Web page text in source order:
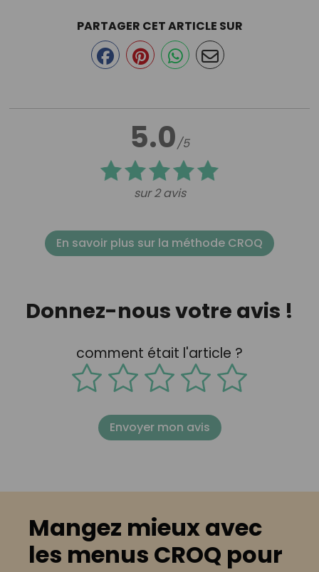
5.0/5
sur 2 avis
PARTAGER CET ARTICLE SUR
En savoir plus sur la méthode CROQ
Donnez-nous votre avis !
comment était l'article ?
Envoyer mon avis
Mangez mieux avec
les menus CROQ pour